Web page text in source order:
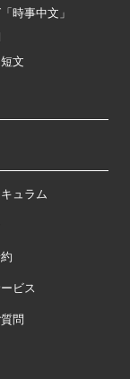
時事中文」
文
ュラム
ビス
問